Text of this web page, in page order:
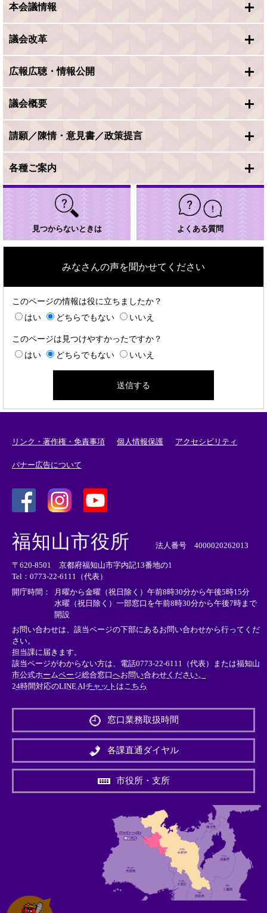
本会議情報
議会改革
広報広聴・情報公開
議会概要
請願／陳情・意見書／政策提言
各種ご案内
見つからないときは よくある質問
みなさんの声を聞かせてください
このページの情報は役に立ちましたか？
はい
どちらでもない いいえ
このページは見つけやすかったですか？
はい
どちらでもない いいえ
リンク・著作権・免責事項 個人情報保護 アクセシビリティ
バナー広告について
外
部
リ
ン
ク
＞
外
リ
ン
ク
＞
外
部
ン
ク
＞
福知山市役所 法人番号 4000020262013
〒620-8501 京都府福知山市字内記13番地の1
Tel：0773-22-6111（代表）
開庁時間： 月曜から金曜（祝日除く）午前8時30分から午後5時15分
水曜（祝日除く）一部窓口を午前8時30分から午後7時まで
開設
お問い合わせは、該当ページの下部にあるお問い合わせから行ってくだ
さい。
担当課に届きます。
該当ページがわからない方は、電話0773-22-6111（代表）または福知山
市公式ホームページ総合窓口へお問い合わせください。
24時間対応のLINE AIチャットはこちら
外
リ
ン
＞
窓口業務取扱時間
各課直通ダイヤル
市役所・支所